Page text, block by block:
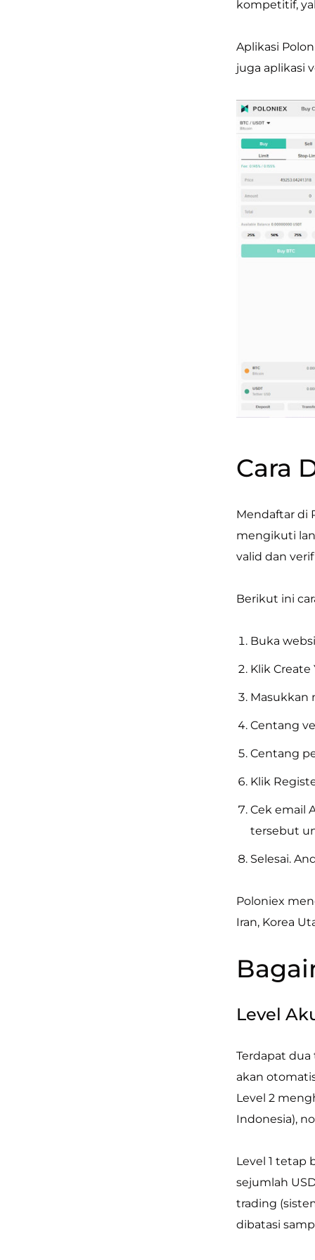
kompetitif,
Aplikasi
juga aplikasi
Cara
Mendaftar di
mengikuti
valid dan
Berikut ini
Buka
Klik Create
Masukkan
Centang
Centang
Klik
Cek email
tersebut
Selesai.
Poloniex
Iran, Korea
Level
Terdapat dua
akan
Level 2
Indonesia),
Level 1 tetap
sejumlah
trading
dibatasi